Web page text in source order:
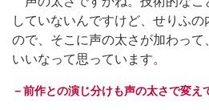
していないんですけど、せりふ
ので、そこに声の太さが加わって
いいなって思っています。
－前作との演じ分けも声の太さで変え